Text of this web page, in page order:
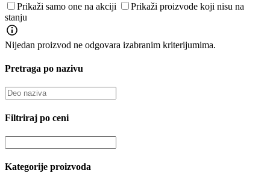
Prikaži samo one na akciji
Prikaži proizvode koji nisu na
stanju
Nijedan proizvod ne odgovara izabranim kriterijumima.
Pretraga po nazivu
Filtriraj po ceni
Kategorije proizvoda